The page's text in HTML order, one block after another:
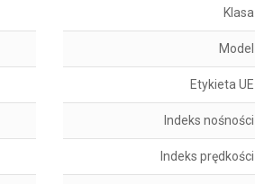
Klasa
Model
Etykieta UE
Indeks nośności
Indeks prędkości